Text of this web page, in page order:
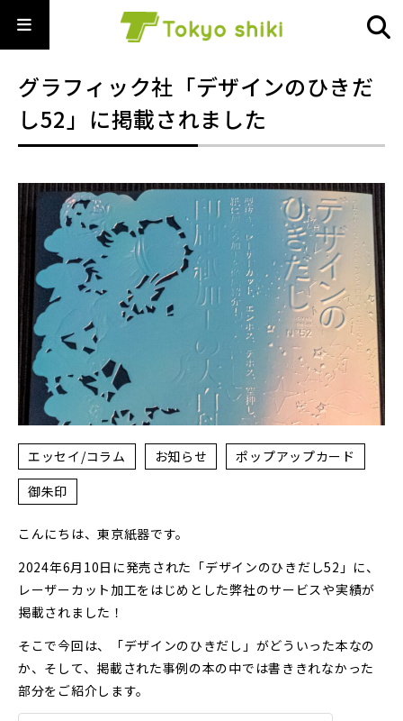
グラフィック社「デザインのひきだ
し52」に掲載されました
エッセイ/コラム お知らせ
ポップアップカード
御朱印
こんにちは、東京紙器です。
2024年6月10日に発売された「デザインのひきだし52」に、
レーザーカット加工をはじめとした弊社のサービスや実績が
掲載されました！
そこで今回は、「デザインのひきだし」がどういった本なの
か、そして、掲載された事例の本の中では書ききれなかった
部分をご紹介します。